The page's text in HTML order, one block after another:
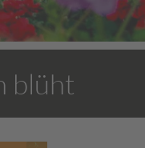
blüht